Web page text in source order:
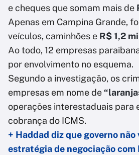
e cheques que somam mais de
Apenas em Campina Grande,
veículos, caminhões e R$ 1,2
Ao todo, 12 empresas
por envolvimento no esquema.
Segundo a investigação, os
empresas em nome de
operações interestaduais para
cobrança do ICMS.
+ Haddad diz que governo
estratégia de negociação com